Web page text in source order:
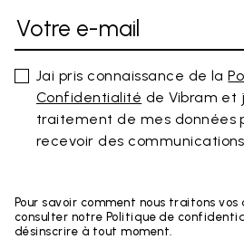
Jai pris connaissance de la
Confidentialité de Vibram et
traitement de mes données
recevoir des
Pour savoir comment nous traitons vos
consulter notre Politique de
désinscrire à tout moment.